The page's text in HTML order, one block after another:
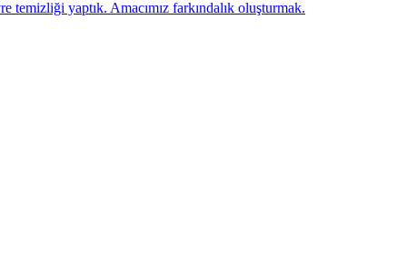
yaptık. Amacımız farkındalık oluşturmak.